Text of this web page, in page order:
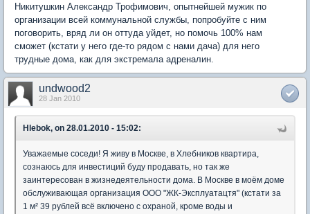
Никитушкин Александр Трофимович, опытнейшей мужик по
организации всей коммунальной службы, попробуйте с ним
поговорить, вряд ли он оттуда уйдет, но помочь 100% нам
сможет (кстати у него где-то рядом с нами дача) для него
трудные дома, как для экстремала адреналин.
undwood2
28 Jan 2010
Hlebok, on 28.01.2010 - 15:02:
Уважаемые соседи! Я живу в Москве, в Хлебников квартира,
сознаюсь для инвестиций буду продавать, но так же
заинтересован в жизнедеятельности дома. В Москве в моём доме
обслуживающая организация ООО "ЖК-Эксплуатацтя" (кстати за
1 м² 39 рублей всё включено с охраной, кроме воды и